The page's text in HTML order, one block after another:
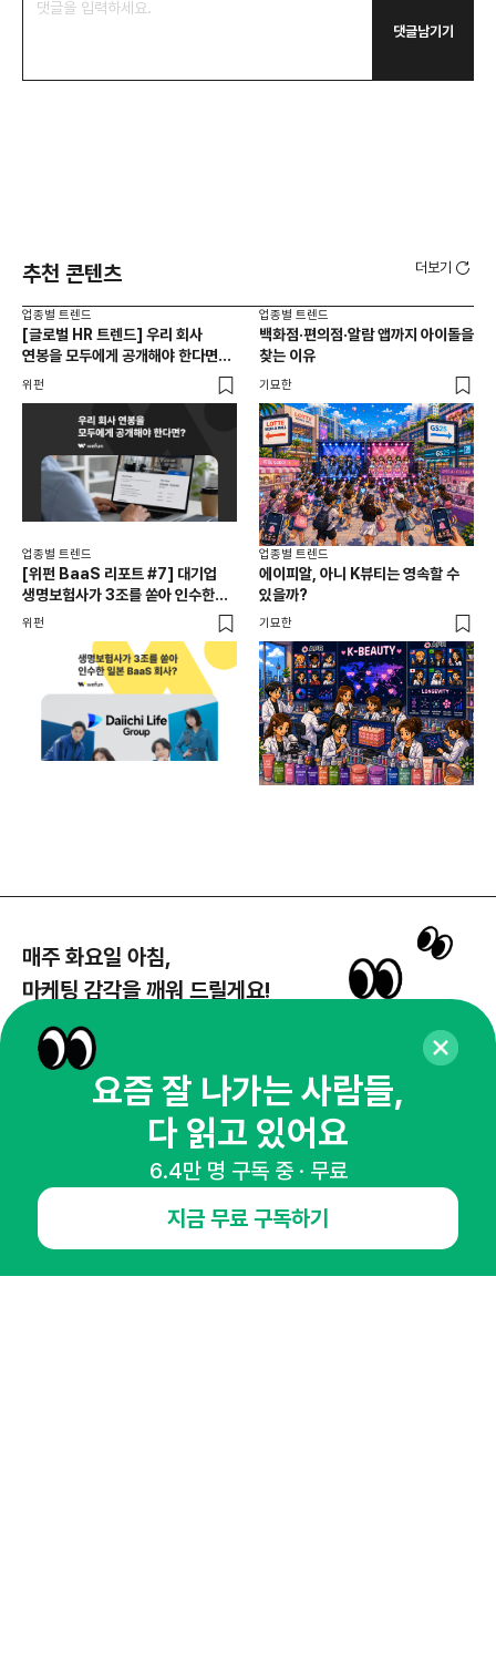
댓글남기기
추천 콘텐츠 더보기
업종별 트렌드
[글로벌 HR 트렌드] 우리 회사
연봉을 모두에게 공개해야 한다면? |
급여 투명성 법, 해외 사례, 연봉
위펀
업종별 트렌드
백화점·편의점·알람 앱까지 아이돌을
찾는 이유
기묘한
업종별 트렌드
[위펀 BaaS 리포트 #7] 대기업
생명보험사가 3조를 쏟아 인수한
일본 BaaS 회사의 정체는?
위펀
업종별 트렌드
에이피알, 아니 K뷰티는 영속할 수
있을까?
기묘한
매주 화요일 아침,
마케팅 감각을 깨워 드릴게요!
뉴스레터 구독하기
오픈애즈란
요즘 잘 나가는 사람들,
다 읽고 있어요
6.4만 명 구독 중 · 무료
지금 무료 구독하기